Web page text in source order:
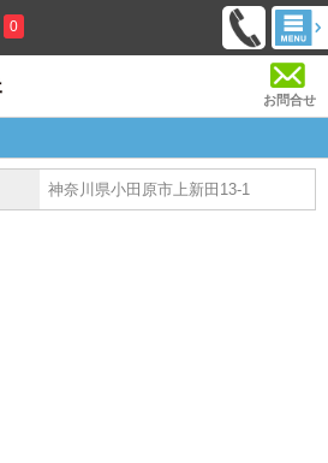
0
お問合せ
神奈川県小田原市上新田13-1